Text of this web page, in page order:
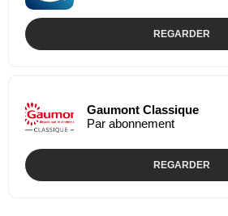
REGARDER
Gaumont Classique
Par abonnement
REGARDER